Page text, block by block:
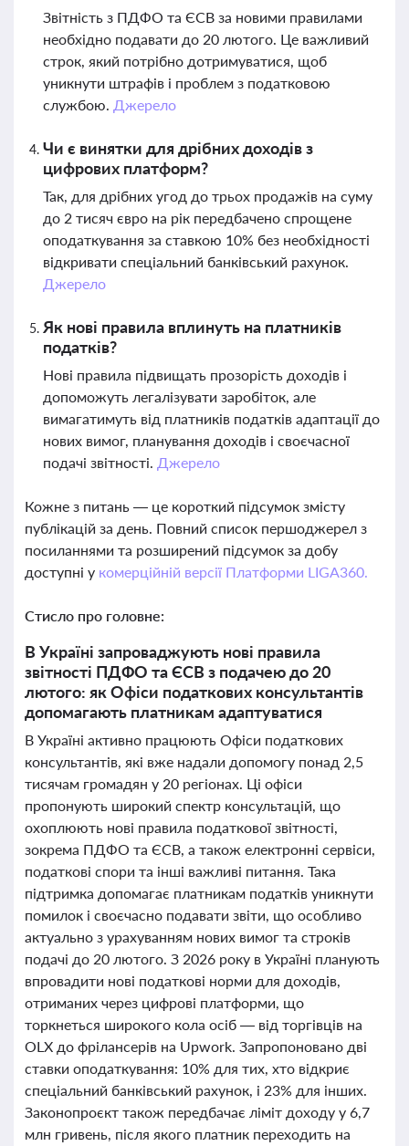
Звітність з ПДФО та ЄСВ за новими правилами
необхідно подавати до 20 лютого. Це важливий
строк, який потрібно дотримуватися, щоб
уникнути штрафів і проблем з податковою
службою. Джерело
Чи є винятки для дрібних доходів з
цифрових платформ?
Так, для дрібних угод до трьох продажів на суму
до 2 тисяч євро на рік передбачено спрощене
оподаткування за ставкою 10% без необхідності
відкривати спеціальний банківський рахунок.
Джерело
Як нові правила вплинуть на платників
податків?
Нові правила підвищать прозорість доходів і
допоможуть легалізувати заробіток, але
вимагатимуть від платників податків адаптації до
нових вимог, планування доходів і своєчасної
подачі звітності. Джерело
Кожне з питань — це короткий підсумок змісту
публікацій за день. Повний список першоджерел з
посиланнями та розширений підсумок за добу
доступні у комерційній версії Платформи LIGA360.
Стисло про головне:
В Україні запроваджують нові правила
звітності ПДФО та ЄСВ з подачею до 20
лютого: як Офіси податкових консультантів
допомагають платникам адаптуватися
В Україні активно працюють Офіси податкових
консультантів, які вже надали допомогу понад 2,5
тисячам громадян у 20 регіонах. Ці офіси
пропонують широкий спектр консультацій, що
охоплюють нові правила податкової звітності,
зокрема ПДФО та ЄСВ, а також електронні сервіси,
податкові спори та інші важливі питання. Така
підтримка допомагає платникам податків уникнути
помилок і своєчасно подавати звіти, що особливо
актуально з урахуванням нових вимог та строків
подачі до 20 лютого. З 2026 року в Україні планують
впровадити нові податкові норми для доходів,
отриманих через цифрові платформи, що
торкнеться широкого кола осіб — від торгівців на
OLX до фрілансерів на Upwork. Запропоновано дві
ставки оподаткування: 10% для тих, хто відкриє
спеціальний банківський рахунок, і 23% для інших.
Законопроєкт також передбачає ліміт доходу у 6,7
млн гривень, після якого платник переходить на